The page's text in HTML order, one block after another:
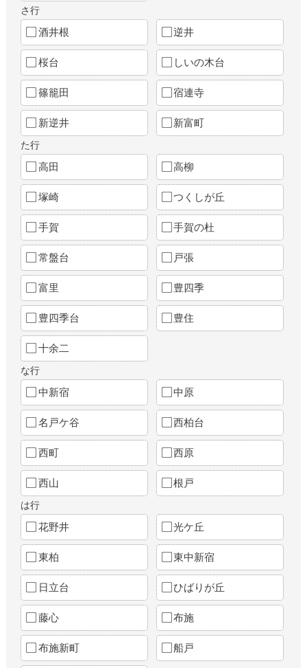
さ行
酒井根 逆井
桜台 しいの木台
篠籠田 宿連寺
新逆井 新富町
た行
高田 高柳
塚崎 つくしが丘
手賀 手賀の杜
常盤台 戸張
富里 豊四季
豊四季台 豊住
十余二
な行
中新宿 中原
名戸ケ谷 西柏台
西町 西原
西山 根戸
は行
花野井 光ケ丘
東柏 東中新宿
日立台 ひばりが丘
藤心 布施
布施新町 船戸